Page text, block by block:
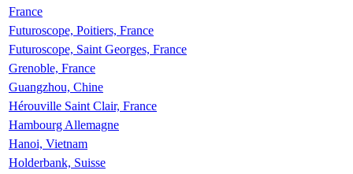
France
Futuroscope, Poitiers, France
Futuroscope, Saint Georges, France
Grenoble, France
Guangzhou, Chine
Hérouville Saint Clair, France
Hambourg Allemagne
Hanoi, Vietnam
Holderbank, Suisse